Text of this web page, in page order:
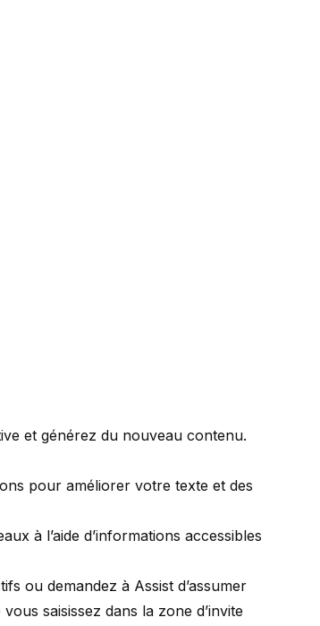
et générez du nouveau contenu.
pour améliorer votre texte et des
à l’aide d’informations accessibles
ou demandez à Assist d’assumer
saisissez dans la zone d’invite